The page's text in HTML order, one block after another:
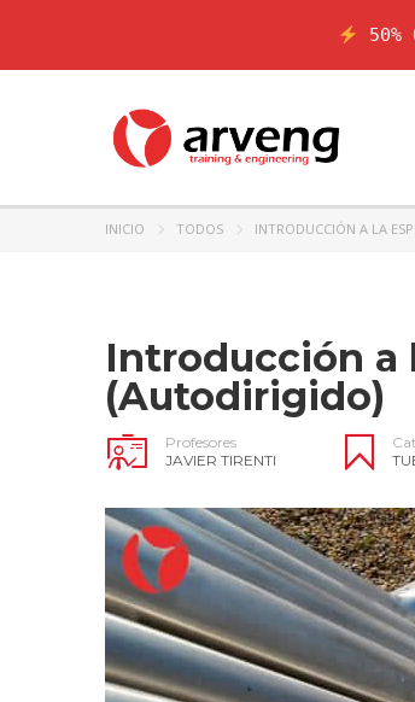
INICIO TODOS INTRODUCCIÓN A LA
Introducción a
(Autodirigido)
Profesores
JAVIER TIRENTI
50%